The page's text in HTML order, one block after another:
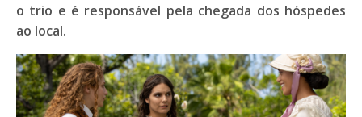
o trio e é responsável pela chegada dos hóspedes
ao local.